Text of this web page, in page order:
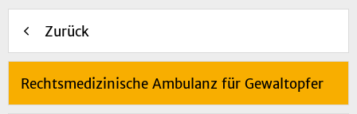
Zurück
Rechtsmedizinische Ambulanz für Gewaltopfer